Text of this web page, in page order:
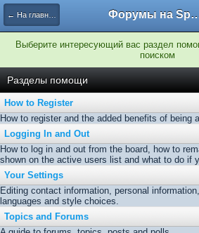
← На главную Форумы на
Выберите интересующий вас раздел
поиском
Разделы помощи
How to Register
How to register and the added benefits of being
Logging In and Out
How to log in and out from the board, how to
shown on the active users list and what to do if
Your Settings
Editing contact information, personal
languages and style choices.
Topics and Forums